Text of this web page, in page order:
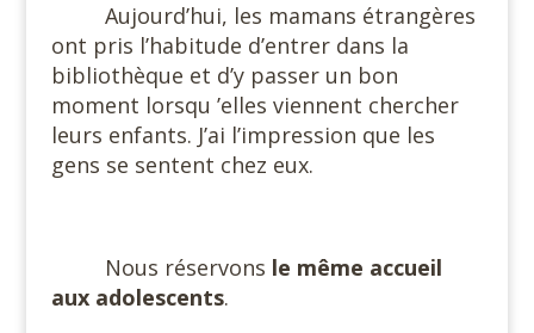
Aujourd’hui, les mamans étrangères
ont pris l’habitude d’entrer dans la
bibliothèque et d’y passer un bon
moment lorsqu ’elles viennent chercher
leurs enfants. J’ai l’impression que les
gens se sentent chez eux.
Nous réservons le même accueil
aux adolescents.